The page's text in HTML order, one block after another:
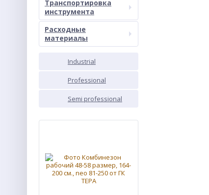
Транспортировка
инструмента
Расходные
материалы
Industrial
Professional
Semi professional